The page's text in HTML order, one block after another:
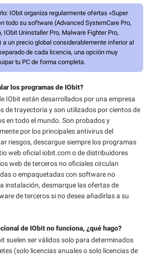
IObit organiza regularmente ofertas «Super
todo su software (Advanced SystemCare Pro,
IObit Uninstaller Pro, Malware Fighter Pro,
a un precio global considerablemente inferior al
de cada licencia, una opción muy
tu PC de forma completa.
los programas de IObit?
IObit están desarrollados por una empresa
de trayectoria y son utilizados por cientos de
en todo el mundo. Son probados y
por los principales antivirus del
riesgos, descargue siempre los programas
web oficial iobit.com o de distribuidores
web de terceros no oficiales circulan
o empaquetadas con software no
instalación, desmarque las ofertas de
de terceros si no desea añadirlas a su
de IObit no funciona, ¿qué hago?
suelen ser válidos solo para determinados
(solo licencias anuales o solo licencias de